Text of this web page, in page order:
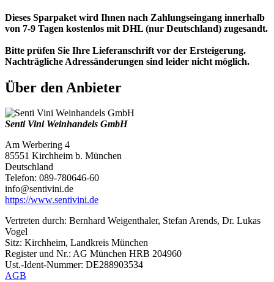
Dieses Sparpaket wird Ihnen nach Zahlungseingang innerhalb
von 7-9 Tagen kostenlos mit DHL (nur Deutschland) zugesandt.
Bitte prüfen Sie Ihre Lieferanschrift vor der Ersteigerung.
Nachträgliche Adressänderungen sind leider nicht möglich.
Über den Anbieter
Senti Vini Weinhandels GmbH
Am Werbering 4
85551 Kirchheim b. München
Deutschland
Telefon: 089-780646-60
info@sentivini.de
https://www.sentivini.de
Vertreten durch: Bernhard Weigenthaler, Stefan Arends, Dr. Lukas
Vogel
Sitz: Kirchheim, Landkreis München
Register und Nr.: AG München HRB 204960
Ust.-Ident-Nummer: DE288903534
AGB